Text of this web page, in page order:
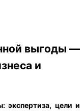
выгоды —
и
экспертиза, цели и